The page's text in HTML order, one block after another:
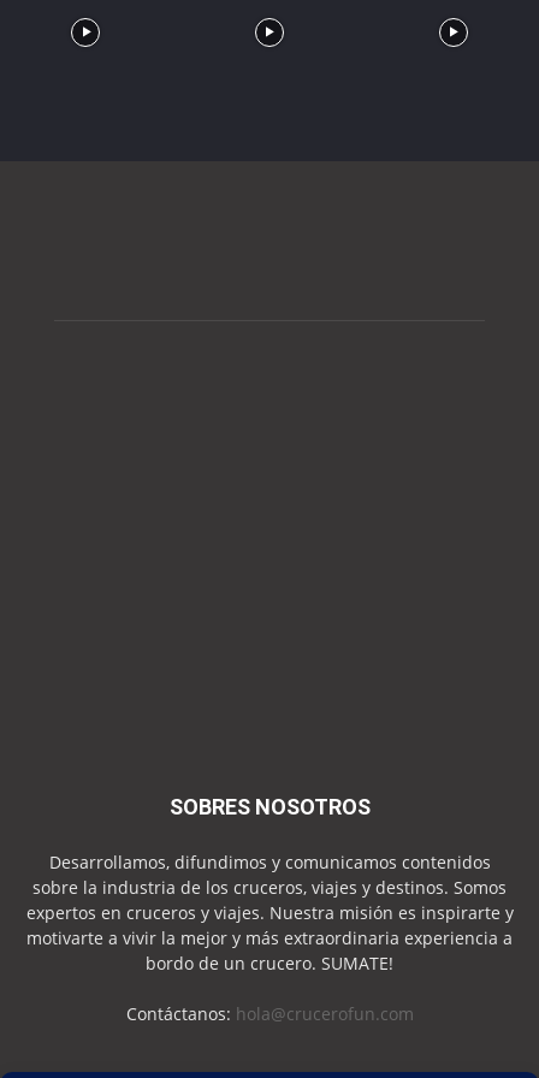
SOBRES NOSOTROS
Desarrollamos, difundimos y comunicamos contenidos
sobre la industria de los cruceros, viajes y destinos. Somos
expertos en cruceros y viajes. Nuestra misión es inspirarte y
motivarte a vivir la mejor y más extraordinaria experiencia a
bordo de un crucero. SUMATE!
Contáctanos: hola@crucerofun.com